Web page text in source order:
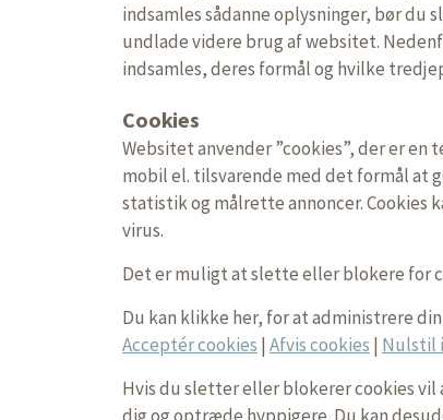
indsamles sådanne oplysninger, bør du
undlade videre brug af websitet.
indsamles, deres formål og hvilke
Cookies
Websitet anvender ”cookies”, der er
mobil el. tilsvarende med det formål at
statistik og målrette annoncer. Cookies
virus.
Det er muligt at slette eller blokere for
Du kan klikke her, for at administrere
Acceptér cookies | Afvis cookies | Nulstil
Hvis du sletter eller blokerer cookies